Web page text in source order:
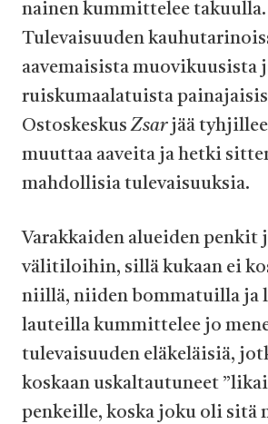
nainen kummittelee takuulla.
Tulevaisuuden
aavemaisista muovikuusista
ruiskumaalatuista
OstoskeskusZsar jää
muuttaa aaveita ja hetki
mahdollisia tulevaisuuksia.
Varakkaiden alueiden penkit
välitiloihin, sillä kukaan ei
niillä, niiden bommatuilla ja
lauteilla kummittelee jo
tulevaisuuden eläkeläisiä,
koskaan uskaltautuneet
penkeille, koska joku oli sitä